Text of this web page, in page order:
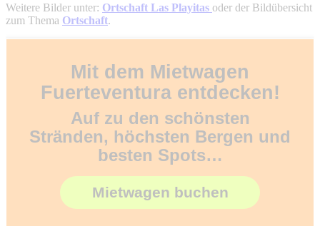
Weitere Bilder unter: Ortschaft Las Playitas oder der Bildübersicht
zum Thema Ortschaft.
Mit dem Mietwagen
Fuerteventura entdecken!
Auf zu den schönsten
Stränden, höchsten Bergen und
besten Spots…
Mietwagen buchen